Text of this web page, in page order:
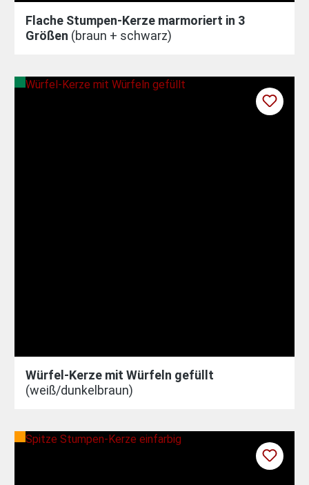
Flache Stumpen-Kerze marmoriert in 3
Größen (braun + schwarz)
Würfel-Kerze mit Würfeln gefüllt
(weiß/dunkelbraun)